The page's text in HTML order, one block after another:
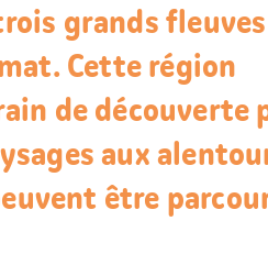
grands
Cette région
de découverte
aux
être